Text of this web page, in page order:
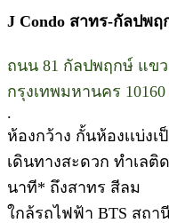
J Condo สาทร-กัลปพฤ
ถนน 81 กัลปพฤกษ์ แข
กรุงเทพมหานคร 10160
.
ห้องกว้าง กั้นห้องเเบ่ง
เดินทางสะดวก ทำเลติ
นาที* ถึงสาทร สีลม
ใกล้รถไฟฟ้า BTS สถ